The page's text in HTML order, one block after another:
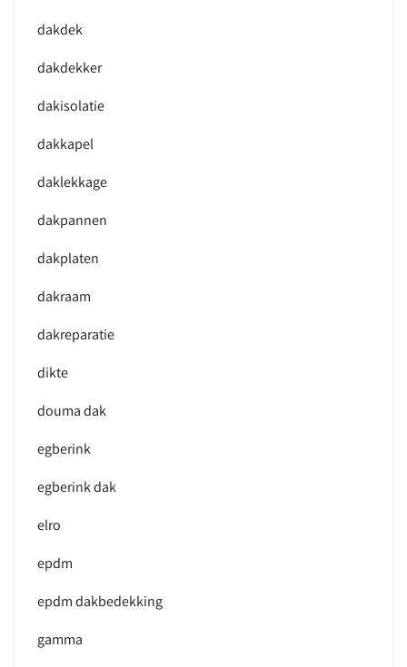
dakdek
dakdekker
dakisolatie
dakkapel
daklekkage
dakpannen
dakplaten
dakraam
dakreparatie
dikte
douma dak
egberink
egberink dak
elro
epdm
epdm dakbedekking
gamma